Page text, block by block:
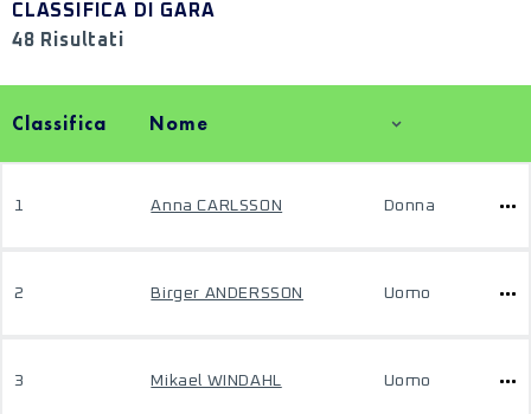
CLASSIFICA DI GARA
48 Risultati
Classifica Nome
1 Anna CARLSSON Donna
2 Birger ANDERSSON Uomo
3 Mikael WINDAHL Uomo